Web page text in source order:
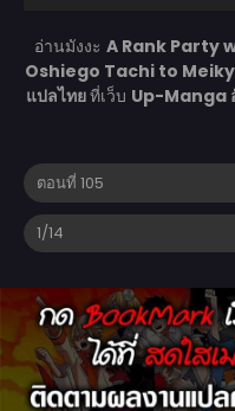
อ่านมังงะ A Rank Party
Oshiego Tachi to
แปลไทยที่เว็บ Up-Manga